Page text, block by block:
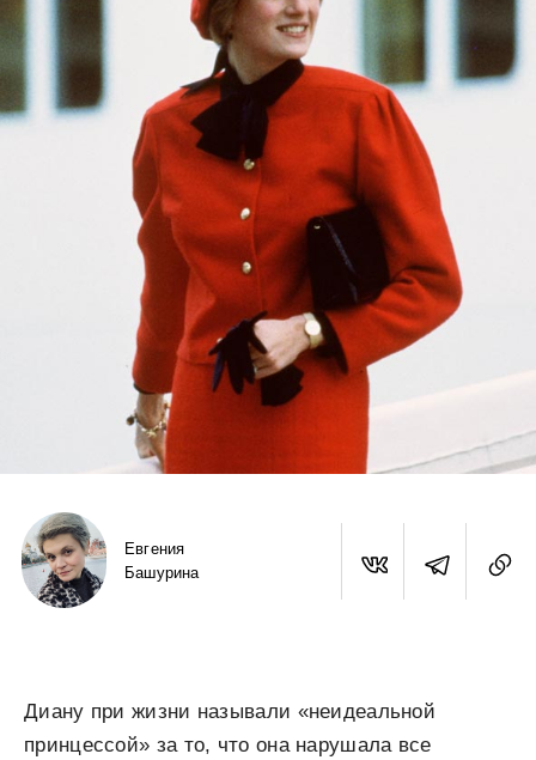
Евгения
Башурина
Диану при жизни называли «неидеальной
принцессой» за то, что она нарушала все